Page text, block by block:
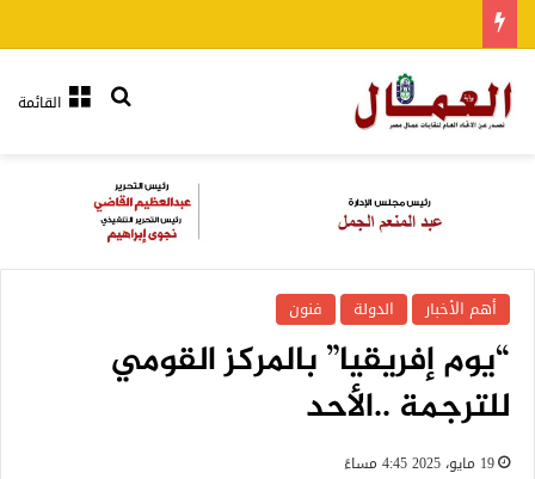
القائمةبحث عن
أهم الأخبار الدولة فنون
“يوم إفريقيا” بالمركز القومي
للترجمة ..الأحد
19 مايو، 2025 4:45 مساءً